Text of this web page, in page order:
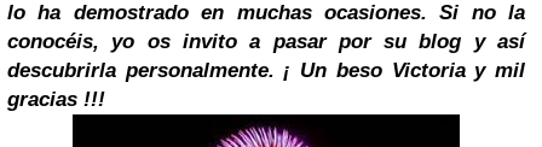
lo ha demostrado en muchas ocasiones. Si no la
conocéis, yo os invito a pasar por su blog y así
descubrirla personalmente. ¡ Un beso Victoria y mil
gracias !!!